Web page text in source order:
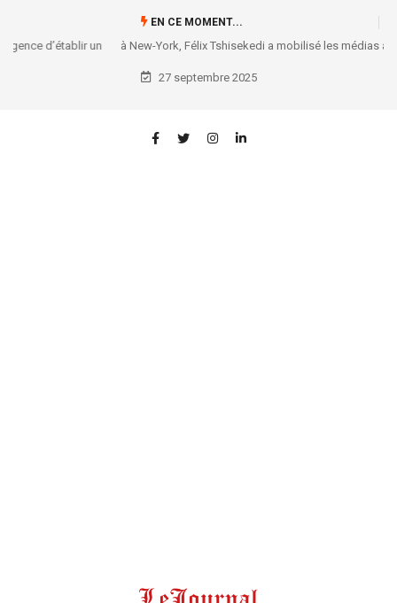
EN CE MOMENT...
à New-York, Félix Tshisekedi a mobilisé les médias américains sur la
situation congolaise
27 septembre 2025